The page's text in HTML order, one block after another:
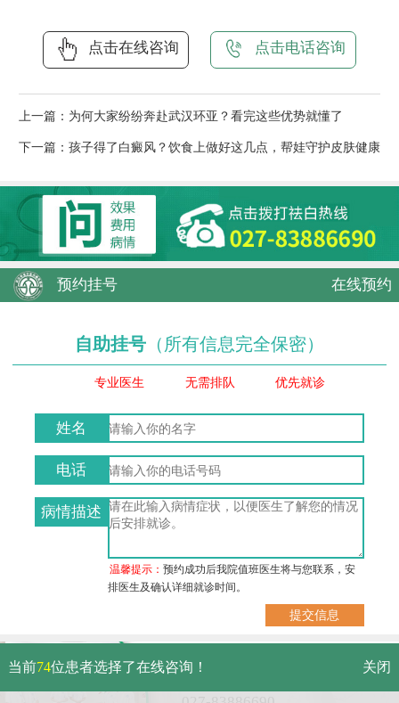
点击在线咨询 点击电话咨询
上一篇： 为何大家纷纷奔赴武汉环亚？看完这些优势就懂了
下一篇： 孩子得了白癜风？饮食上做好这几点，帮娃守护皮肤健康
预约挂号 在线预约
自助挂号 （所有信息完全保密）
专业医生 无需排队 优先就诊
姓名
电话
病情描述
温馨提示：预约成功后我院值班医生将与您联系，安
排医生及确认详细就诊时间。
武汉市硚口区解放大道479号
免费电话：
当前74位患者选择了在线咨询！ 关闭